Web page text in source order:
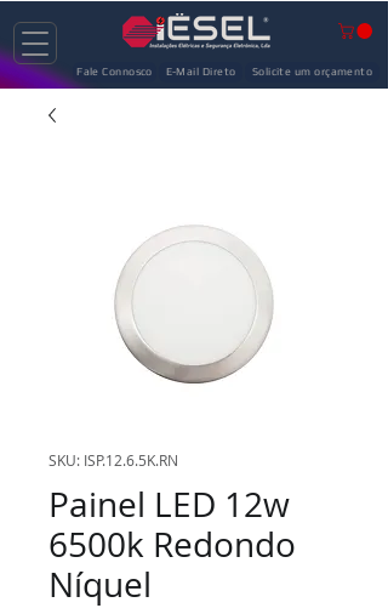
Fale Connosco E-Mail Direto Solicite um orçamento
SKU: ISP.12.6.5K.RN
Painel LED 12w
6500k Redondo
Níquel